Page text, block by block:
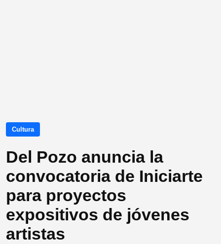
Cultura
Del Pozo anuncia la
convocatoria de Iniciarte
para proyectos
expositivos de jóvenes
artistas